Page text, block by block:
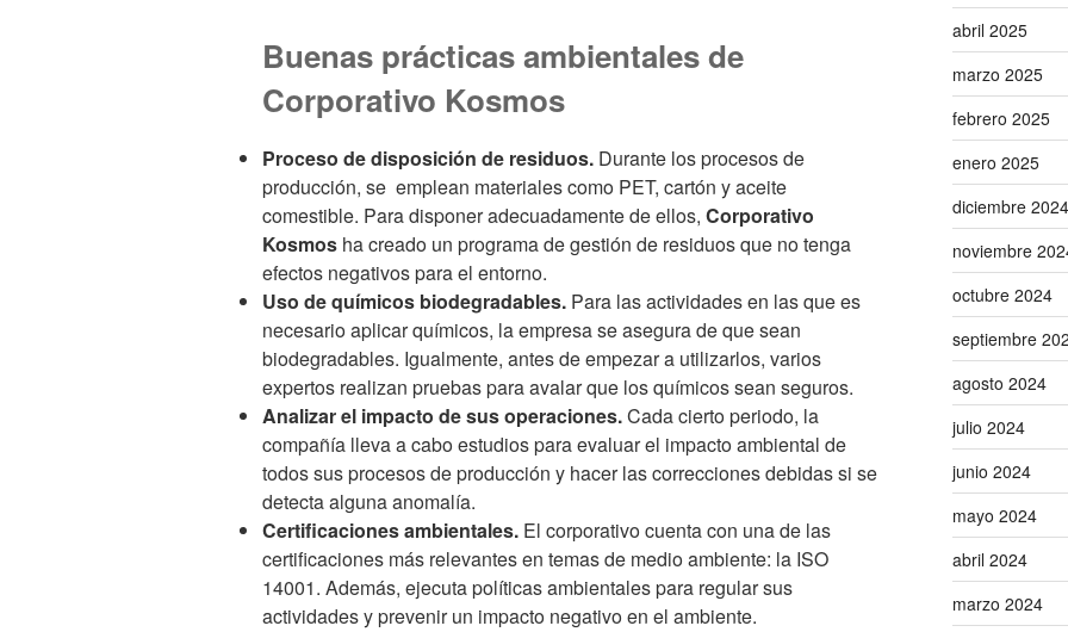
Buenas prácticas ambientales de
Corporativo Kosmos
Proceso de disposición de residuos. Durante los procesos de
producción, se emplean materiales como PET, cartón y aceite
comestible. Para disponer adecuadamente de ellos, Corporativo
Kosmos ha creado un programa de gestión de residuos que no tenga
efectos negativos para el entorno.
Uso de químicos biodegradables. Para las actividades en las que es
necesario aplicar químicos, la empresa se asegura de que sean
biodegradables. Igualmente, antes de empezar a utilizarlos, varios
expertos realizan pruebas para avalar que los químicos sean seguros.
Analizar el impacto de sus operaciones.Cada cierto periodo, la
compañía lleva a cabo estudios para evaluar el impacto ambiental de
todos sus procesos de producción y hacer las correcciones debidas si se
detecta alguna anomalía.
Certificaciones ambientales. El corporativo cuenta con una de las
certificaciones más relevantes en temas de medio ambiente: la ISO
14001. Además, ejecuta políticas ambientales para regular sus
actividades y prevenir un impacto negativo en el ambiente.
abril 2025
marzo 2025
febrero 2025
enero 2025
diciembre 2024
noviembre
octubre 2024
septiembre
agosto 2024
julio 2024
junio 2024
mayo 2024
abril 2024
marzo 2024